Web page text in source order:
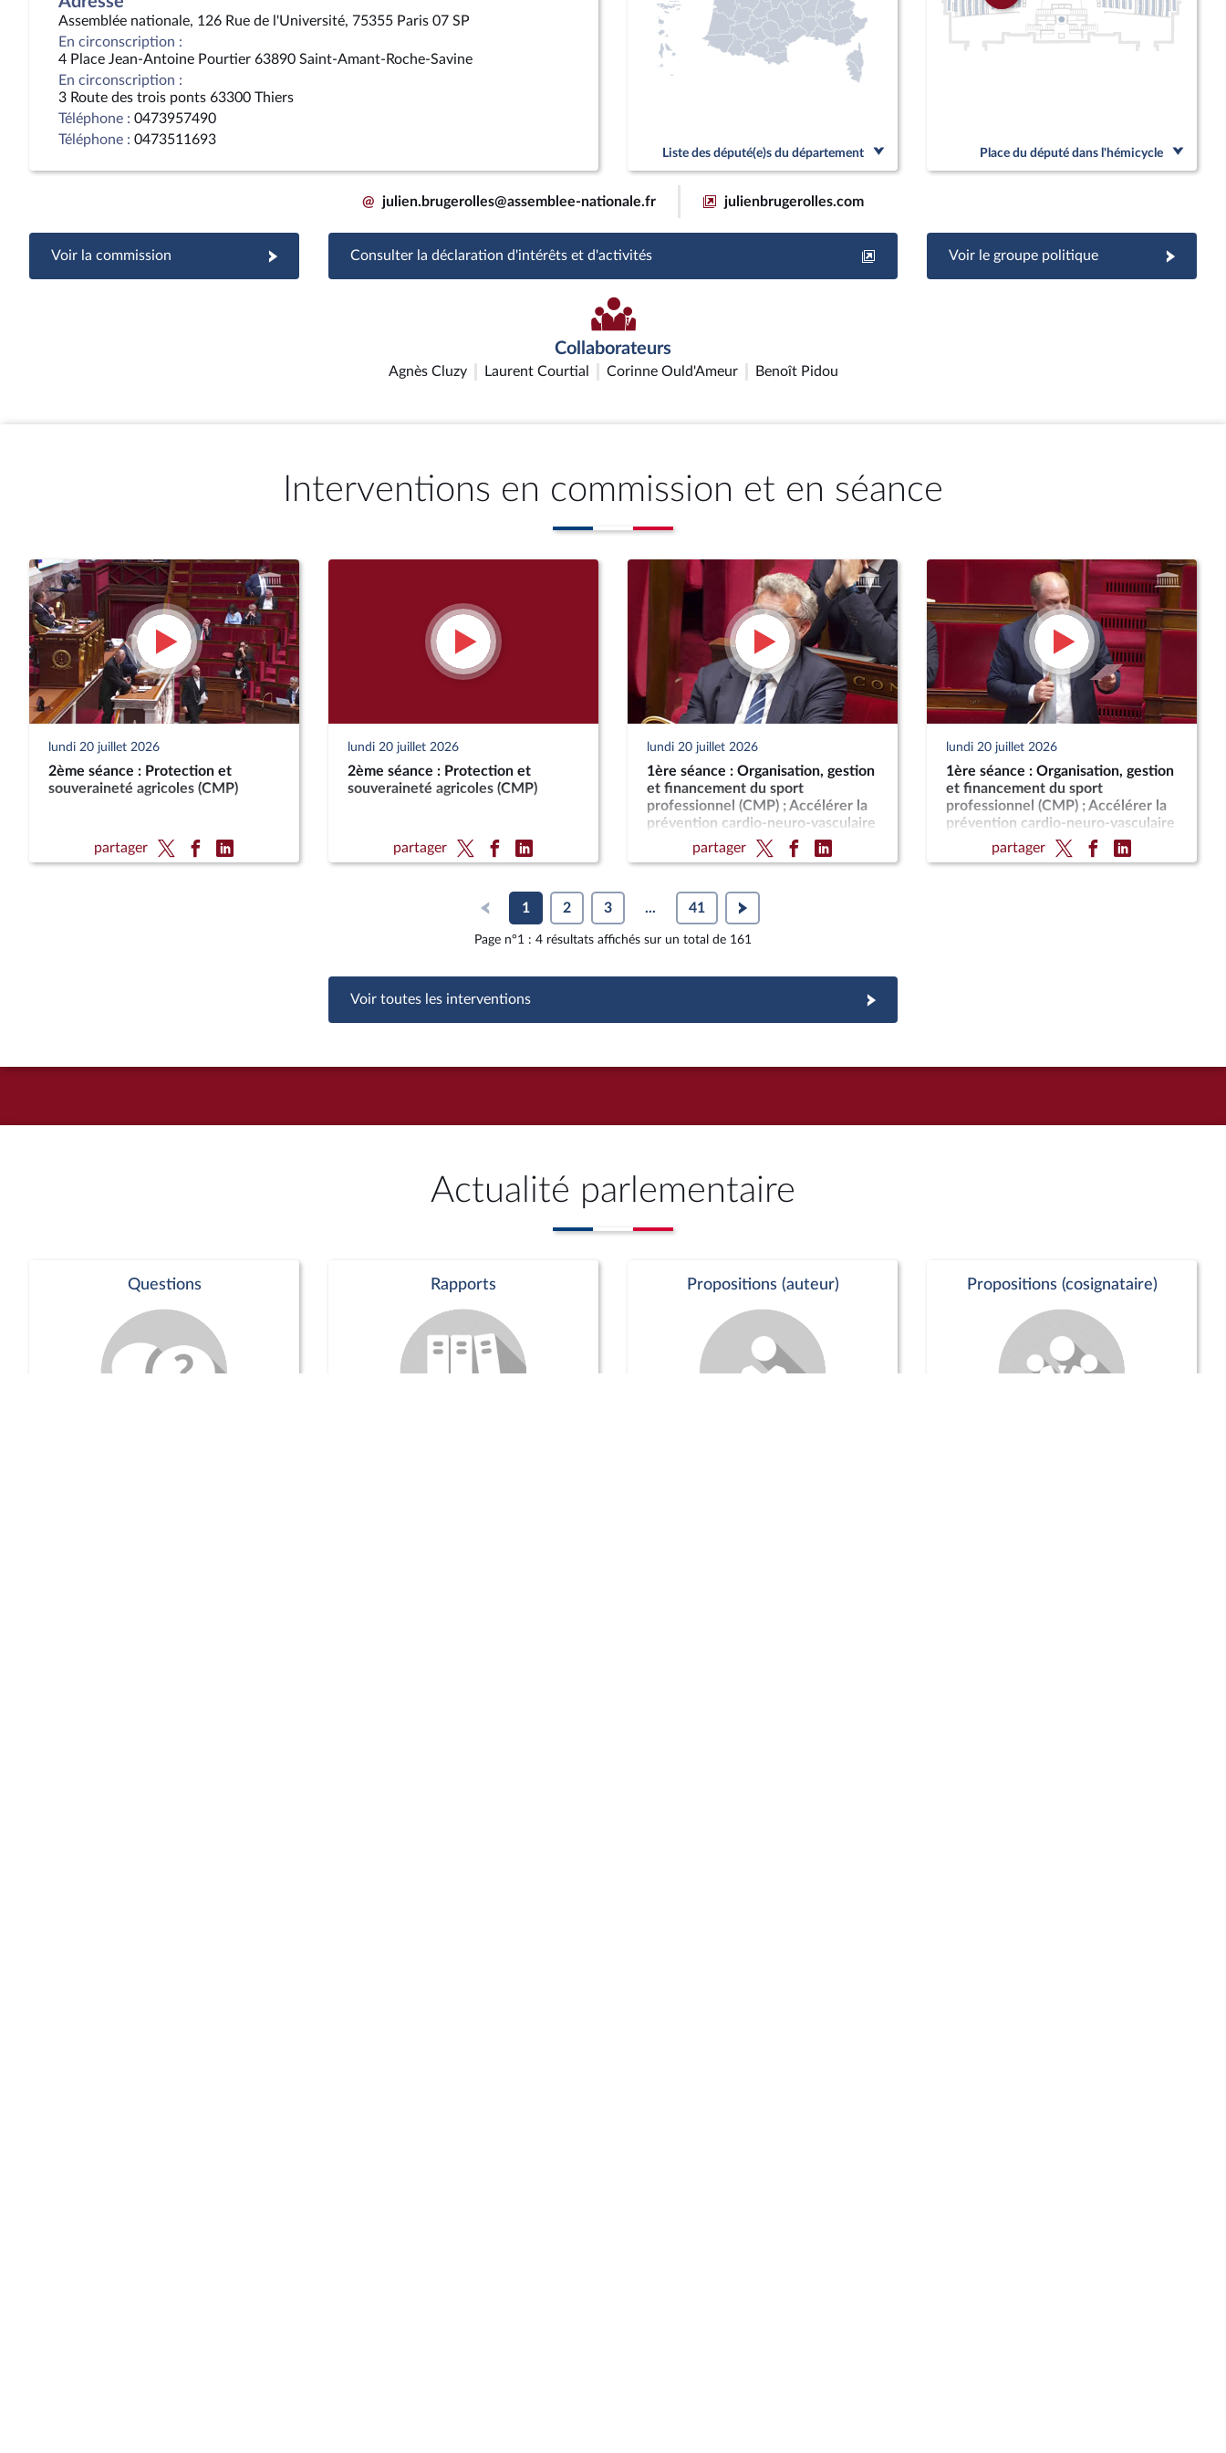
Assemblée nationale, 126 Rue de l'Université, 75355 Paris 07 SP
En circonscription :
4 Place Jean-Antoine Pourtier 63890 Saint-Amant-Roche-Savine
En circonscription :
3 Route des trois ponts 63300 Thiers
Téléphone : 0473957490
Téléphone : 0473511693
Liste des député(e)s du département Place du député dans l'hémicycle
@ julien.brugerolles@assemblee-nationale.fr julienbrugerolles.com
Voir la commission Consulter la déclaration d'intérêts et d'activités Voir le groupe politique
Collaborateurs
Agnès Cluzy Laurent Courtial Corinne Ould'Ameur Benoît Pidou
Interventions en commission et en séance
lundi 20 juillet 2026
2ème séance : Protection et
souveraineté agricoles (CMP)
partager
lundi 20 juillet 2026
2ème séance : Protection et
souveraineté agricoles (CMP)
partager
lundi 20 juillet 2026
1ère séance : Organisation, gestion
et financement du sport
professionnel (CMP) ; Accélérer la
prévention cardio-neuro-vasculaire
(CMP) ; Pour une montagne vivante
et souveraine (CMP)
partager
lundi 20 juillet 2026
1ère séance : Organisation, gestion
et financement du sport
professionnel (CMP) ; Accélérer la
prévention cardio-neuro-vasculaire
(CMP) ; Pour une montagne vivante
et souveraine (CMP)
partager
1 2 3 ... 41
Page n°1 : 4 résultats affichés sur un total de 161
Voir toutes les interventions
Actualité parlementaire
Questions Rapports Propositions (auteur) Propositions (cosignataire)